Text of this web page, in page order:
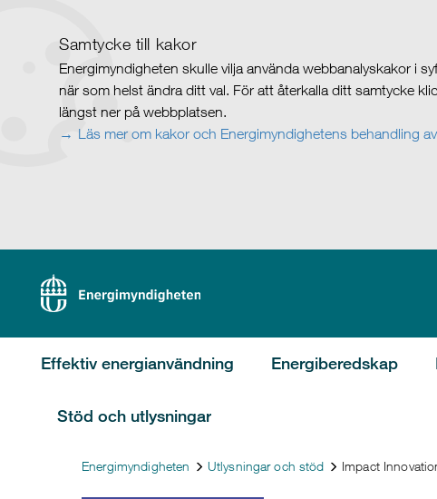
Samtycke till kakor
Energimyndigheten skulle vilja använda webbanalyskakor i
när som helst ändra ditt val. För att återkalla ditt samtycke
längst ner på webbplatsen.
Läs mer om kakor och Energimyndighetens behandling
Effektiv energianvändning Energiberedskap
Stöd och utlysningar
Energimyndigheten Utlysningar och stöd Impact